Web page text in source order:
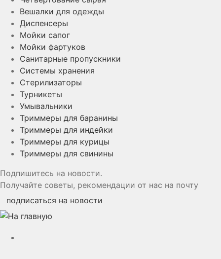
Вешалки для одежды
Диспенсеры
Мойки сапог
Мойки фартуков
Санитарные пропускники
Системы хранения
Стерилизаторы
Турникеты
Умывальники
Триммеры для баранины
Триммеры для индейки
Триммеры для курицы
Триммеры для свинины
Подпишитесь на новости.
Получайте советы, рекомендации от нас на почту
подписаться на новости